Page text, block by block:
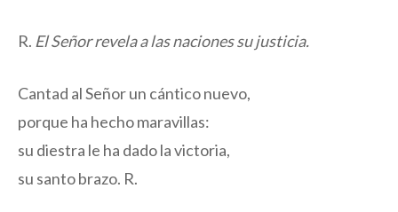
R. El Señor revela a las naciones su justicia.
Cantad al Señor un cántico nuevo,
porque ha hecho maravillas:
su diestra le ha dado la victoria,
su santo brazo. R.